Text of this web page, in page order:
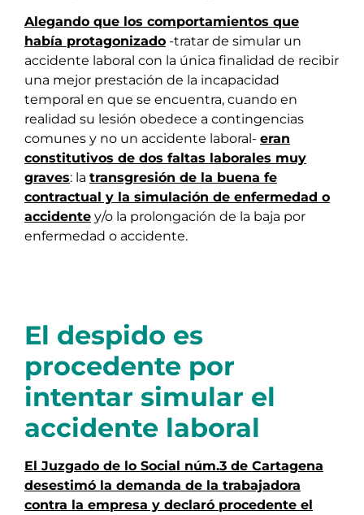
Alegando que los comportamientos que
había protagonizado -tratar de simular un
accidente laboral con la única finalidad de recibir
una mejor prestación de la incapacidad
temporal en que se encuentra, cuando en
realidad su lesión obedece a contingencias
comunes y no un accidente laboral- eran
constitutivos de dos faltas laborales muy
graves: la transgresión de la buena fe
contractual y la simulación de enfermedad o
accidente y/o la prolongación de la baja por
enfermedad o accidente.
El despido es
procedente por
intentar simular el
accidente laboral
El Juzgado de lo Social núm.3 de Cartagena
desestimó la demanda de la trabajadora
contra la empresa y declaró procedente el